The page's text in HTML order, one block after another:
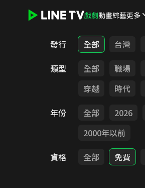
戲劇動畫綜藝更多
發行 全部 台灣
類型
全部 職場
穿越
時代
年份
全部 2026
2000年以前
資格
全部 免費